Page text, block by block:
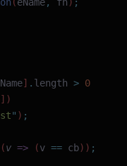
] . length > 0
])
" ) ;
(v => (v == cb)) ;